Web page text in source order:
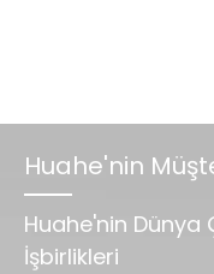
Huahe'nin
Huahe'nin Dünya
İşbirlikleri